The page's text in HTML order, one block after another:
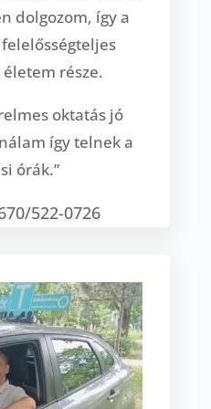
dolgozom, így a
része.
oktatás jó
így telnek a
órák.”
522-0726